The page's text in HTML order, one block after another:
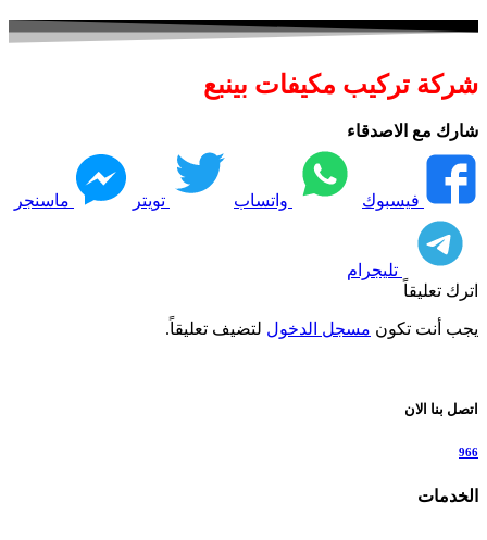
شركة تركيب مكيفات بينبع
شارك مع الاصدقاء
فيسبوك واتساب تويتر ماسنجر
تليجرام
اترك تعليقاً
يجب أنت تكون مسجل الدخول لتضيف تعليقاً.
اتصل بنا الان
966
الخدمات